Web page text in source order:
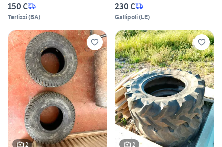
150 €
Terlizzi(BA)
230 €
Gallipoli(LE)
2 2